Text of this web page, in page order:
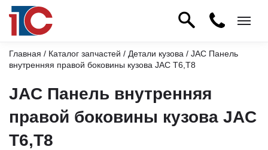
Главная / Каталог запчастей / Детали кузова / JAC Панель
внутренняя правой боковины кузова JAC T6,T8
JAC Панель внутренняя
правой боковины кузова JAC
T6,T8